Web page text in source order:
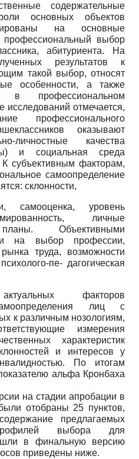
содержательные
основных объектов
на основные
выбор
абитуриента. На
результатов к
такой выбор, относят
особенности, а также
в профессиональном
отмечается,
профессионального
оказывают
личностные качества
и социальная среда
субъективным факторам,
самоопределение
склонности,
самооценка, уровень
личные
Объективными
на выбор профессии,
труда, возможности
пе- дагогическая
факторов
лиц с
к различным но­зологиям,
измерения
характеристик
и интересов у
По итогам
альфа Кронбаха
на стадии апробации в
отобраны 25 пунктов,
предлагаемых
выбора для
в финальную версию
приведены ниже.